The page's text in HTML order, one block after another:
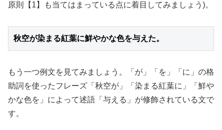
原則【1】も当てはまっている点に着目してみましょう)。
秋空が染まる紅葉に鮮やかな色を与えた。
もう一つ例文を見てみましょう。「が」「を」「に」の格
助詞を使ったフレーズ「秋空が」「染まる紅葉に」「鮮や
かな色を」によって述語「与える」が修飾されている文で
す。